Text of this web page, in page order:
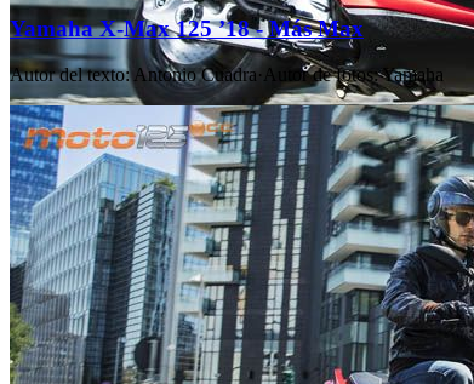
Yamaha X-Max 125 ’18 - Más Max
Autor del texto: Antonio Cuadra· Autor de fotos:Yamaha